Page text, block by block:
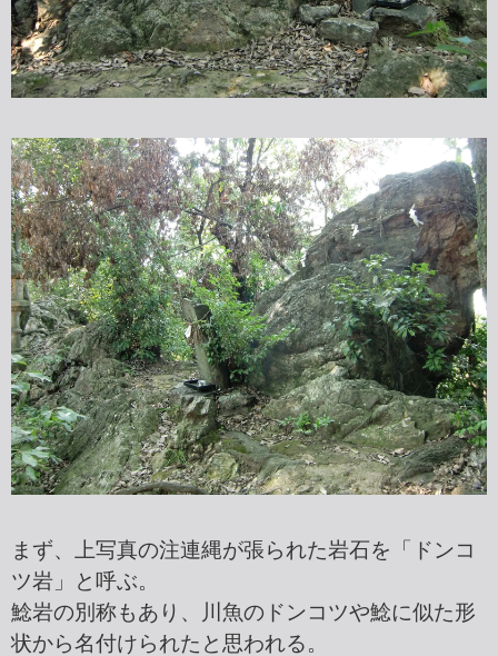
まず、上写真の注連縄が張られた岩石を「ドンコ
ツ岩」と呼ぶ。
鯰岩の別称もあり、川魚のドンコツや鯰に似た形
状から名付けられたと思われる。